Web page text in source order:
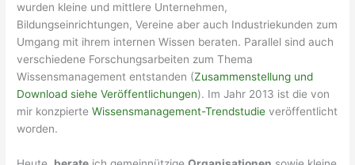
wurden kleine und mittlere Unternehmen,
Bildungseinrichtungen, Vereine aber auch Industriekunden zum
Umgang mit ihrem internen Wissen beraten. Parallel sind auch
verschiedene Forschungsarbeiten zum Thema
Wissensmanagement entstanden (Zusammenstellung und
Download siehe Veröffentlichungen). Im Jahr 2013 ist die von
mir konzpierteWissensmanagement-Trendstudie veröffentlicht
worden.